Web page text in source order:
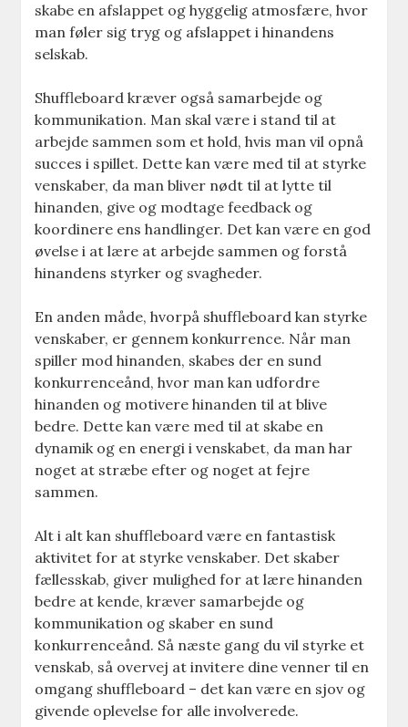
skabe en afslappet og hyggelig atmosfære, hvor
man føler sig tryg og afslappet i hinandens
selskab.
Shuffleboard kræver også samarbejde og
kommunikation. Man skal være i stand til at
arbejde sammen som et hold, hvis man vil opnå
succes i spillet. Dette kan være med til at styrke
venskaber, da man bliver nødt til at lytte til
hinanden, give og modtage feedback og
koordinere ens handlinger. Det kan være en god
øvelse i at lære at arbejde sammen og forstå
hinandens styrker og svagheder.
En anden måde, hvorpå shuffleboard kan styrke
venskaber, er gennem konkurrence. Når man
spiller mod hinanden, skabes der en sund
konkurrenceånd, hvor man kan udfordre
hinanden og motivere hinanden til at blive
bedre. Dette kan være med til at skabe en
dynamik og en energi i venskabet, da man har
noget at stræbe efter og noget at fejre
sammen.
Alt i alt kan shuffleboard være en fantastisk
aktivitet for at styrke venskaber. Det skaber
fællesskab, giver mulighed for at lære hinanden
bedre at kende, kræver samarbejde og
kommunikation og skaber en sund
konkurrenceånd. Så næste gang du vil styrke et
venskab, så overvej at invitere dine venner til en
omgang shuffleboard – det kan være en sjov og
givende oplevelse for alle involverede.